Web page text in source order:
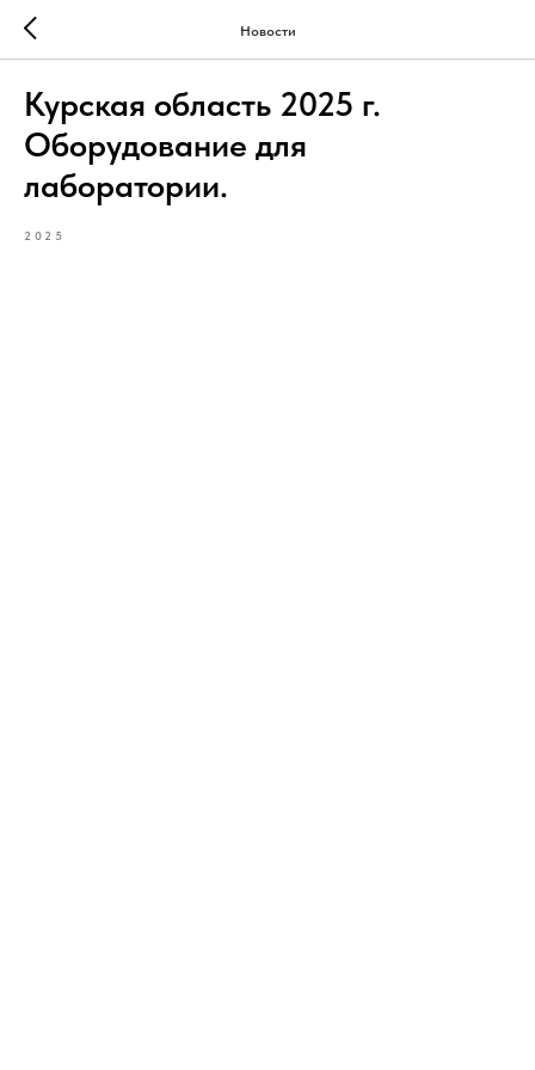
Новости
Курская область 2025 г.
Оборудование для
лаборатории.
2025